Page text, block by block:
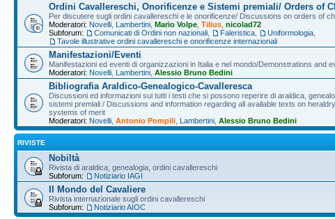
Ordini Cavallereschi, Onorificenze e Sistemi premiali/ Orders of
Per discutere sugli ordini cavallereschi e le onorificenze/ Discussions on orders of
Moderatori: Novelli Lambertini Mario Volpe Tilius nicolad72
Subforum:
Comunicati di Ordini non nazionali Faleristica Uniformologia
Tavole illustrative ordini cavallereschi e onorificenze internazionali
Manifestazioni/Eventi
Manifestazioni ed eventi di organizzazioni in Italia e nel mondo/Demonstrations and
Moderatori: Novelli Lambertini Alessio Bruno Bedini
Bibliografia Araldico-Genealogico-Cavalleresca
Discussioni ed informazioni sui tutti i testi che si possono reperire di araldica,
sistemi premiali / Discussions and information regarding all available texts on
systems of merit
Moderatori: Novelli Antonio Pompili Lambertini Alessio Bruno Bedini
RIVISTE
Nobiltà
Rivista di araldica, genealogia, ordini cavallereschi
Subforum:
Notiziario IAGI
Il Mondo del Cavaliere
Rivista internazionale sugli ordini cavallereschi
Subforum:
Notiziario AIOC